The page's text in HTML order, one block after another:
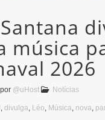
música
2026
por @uHost Notícias
divulga Léo Música nova